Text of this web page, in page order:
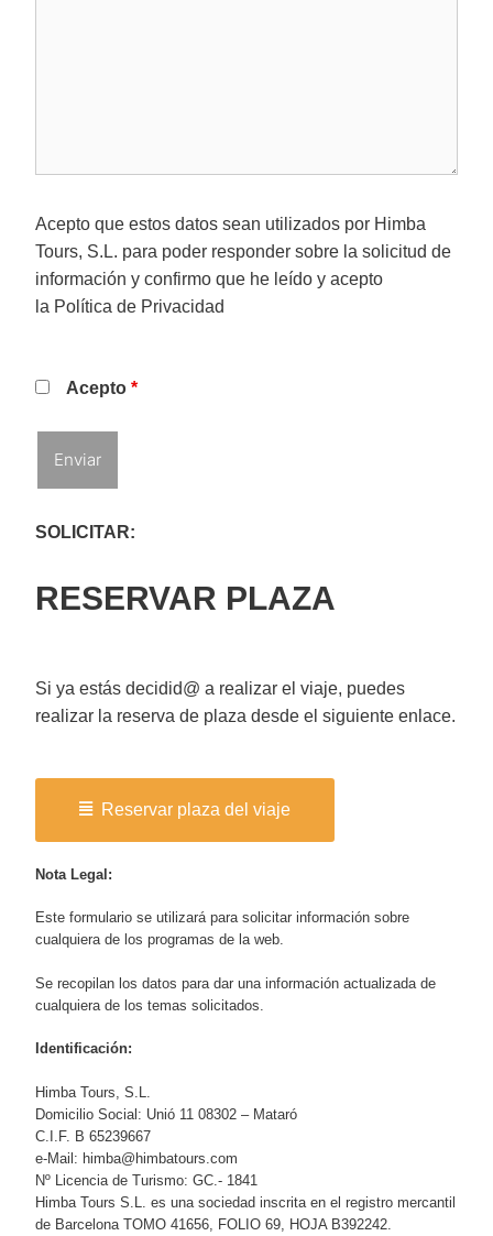
Acepto que estos datos sean utilizados por Himba
Tours, S.L. para poder responder sobre la solicitud de
información y confirmo que he leído y acepto
la Política de Privacidad
Acepto *
SOLICITAR:
RESERVAR PLAZA
Si ya estás decidid@ a realizar el viaje, puedes
realizar la reserva de plaza desde el siguiente enlace.
Reservar plaza del viaje
Nota Legal:
Este formulario se utilizará para solicitar información sobre
cualquiera de los programas de la web.
Se recopilan los datos para dar una información actualizada de
cualquiera de los temas solicitados.
Identificación:
Himba Tours, S.L.
Domicilio Social: Unió 11 08302 – Mataró
C.I.F. B 65239667
e-Mail: himba@himbatours.com
Nº Licencia de Turismo: GC.- 1841
Himba Tours S.L. es una sociedad inscrita en el registro mercantil
de Barcelona TOMO 41656, FOLIO 69, HOJA B392242.